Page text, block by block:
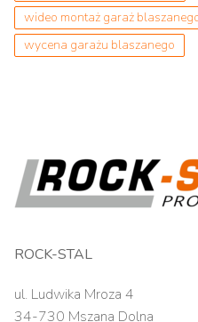
wideo montaż garaż
wycena garażu blaszanego
ROCK-STAL
ul. Ludwika Mroza 4
34-730 Mszana Dolna